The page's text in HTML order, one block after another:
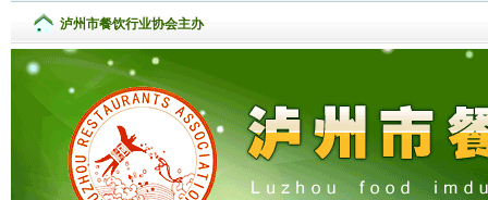
泸州市餐饮行业协会主办